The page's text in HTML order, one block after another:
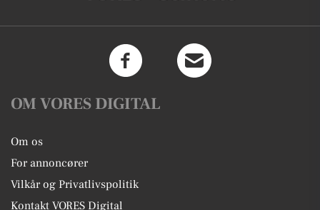
OM VORES DIGITAL
Om os
For annoncører
Vilkår og Privatlivspolitik
Kontakt VORES Digital